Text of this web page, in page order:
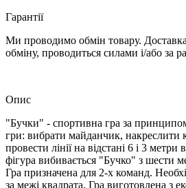
Гарантії
Ми проводимо обмін товару.
обміну, проводиться силами і/або за
Опис
"Бучки" - спортивна гра за
гри: вибрати майданчик, накреслити
провести лінії на відстані 6 і 3
фігура вибивається "Бучко" з шести
Гра призначена для 2-х команд.
за межі квадрата. Гра виготовлена з